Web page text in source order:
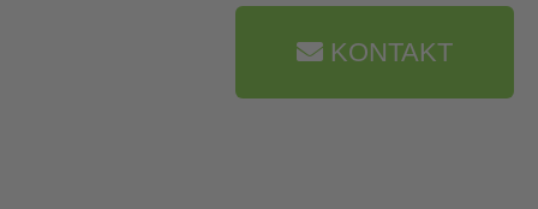
KONTAKT